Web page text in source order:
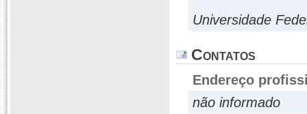
Universidade
Contatos
Endereço
não informado